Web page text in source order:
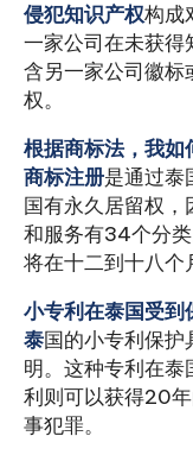
‍侵犯知识产权构成
一家公司在未获得
含另一家公司徽标
权。
根据商标法，我如
商标注册是通过泰
国有永久居留权
和服务有34个分
将在十二到十八个
小专利在泰国受到
泰国的小专利保
明。这种专利在
利则可以获得20
事犯罪。